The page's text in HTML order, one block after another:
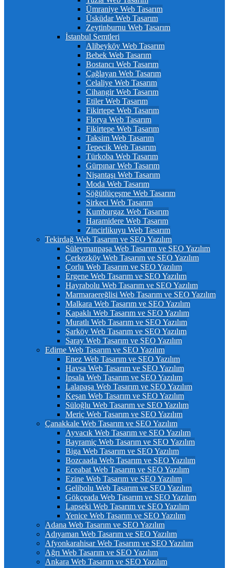
Ümraniye Web Tasarım
Üsküdar Web Tasarım
Zeytinburnu Web Tasarım
İstanbul Semtleri
Alibeyköy Web Tasarım
Bebek Web Tasarım
Bostancı Web Tasarım
Çağlayan Web Tasarım
Celaliye Web Tasarım
Cihangir Web Tasarım
Etiler Web Tasarım
Fikirtepe Web Tasarım
Florya Web Tasarım
Fikirtepe Web Tasarım
Taksim Web Tasarım
Tepecik Web Tasarım
Türkoba Web Tasarım
Gürpınar Web Tasarım
Nişantaşı Web Tasarım
Moda Web Tasarım
Söğütlüçeşme Web Tasarım
Sirkeci Web Tasarım
Kumburgaz Web Tasarım
Haramidere Web Tasarım
Zincirlikuyu Web Tasarım
Tekirdağ Web Tasarım ve SEO Yazılım
Süleymanpaşa Web Tasarım ve SEO Yazılım
Çerkezköy Web Tasarım ve SEO Yazılım
Çorlu Web Tasarım ve SEO Yazılım
Ergene Web Tasarım ve SEO Yazılım
Hayrabolu Web Tasarım ve SEO Yazılım
Marmaraereğlisi Web Tasarım ve SEO Yazılım
Malkara Web Tasarım ve SEO Yazılım
Kapaklı Web Tasarım ve SEO Yazılım
Muratlı Web Tasarım ve SEO Yazılım
Şarköy Web Tasarım ve SEO Yazılım
Saray Web Tasarım ve SEO Yazılım
Edirne Web Tasarım ve SEO Yazılım
Enez Web Tasarım ve SEO Yazılım
Havsa Web Tasarım ve SEO Yazılım
İpsala Web Tasarım ve SEO Yazılım
Lalapaşa Web Tasarım ve SEO Yazılım
Keşan Web Tasarım ve SEO Yazılım
Süloğlu Web Tasarım ve SEO Yazılım
Meriç Web Tasarım ve SEO Yazılım
Çanakkale Web Tasarım ve SEO Yazılım
Ayvacık Web Tasarım ve SEO Yazılım
Bayramiç Web Tasarım ve SEO Yazılım
Biga Web Tasarım ve SEO Yazılım
Bozcaada Web Tasarım ve SEO Yazılım
Eceabat Web Tasarım ve SEO Yazılım
Ezine Web Tasarım ve SEO Yazılım
Gelibolu Web Tasarım ve SEO Yazılım
Gökçeada Web Tasarım ve SEO Yazılım
Lapseki Web Tasarım ve SEO Yazılım
Yenice Web Tasarım ve SEO Yazılım
Adana Web Tasarım ve SEO Yazılım
Adıyaman Web Tasarım ve SEO Yazılım
Afyonkarahisar Web Tasarım ve SEO Yazılım
Ağrı Web Tasarım ve SEO Yazılım
Ankara Web Tasarım ve SEO Yazılım